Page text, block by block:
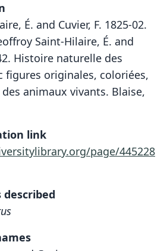
É. and Cuvier, F. 1825-02.
Saint-Hilaire, É. and
Histoire naturelle des
figures originales, coloriées,
animaux vivants. Blaise,
link
page/445228